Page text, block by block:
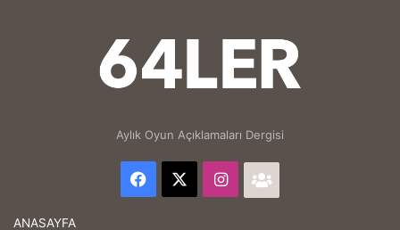
Aylık Oyun Açıklamaları Dergisi
Facebook Instagram
ANASAYFA